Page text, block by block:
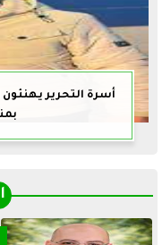
أسرة التحرير